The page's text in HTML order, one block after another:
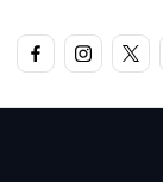
FACEBOOKX